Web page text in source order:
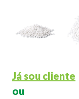
Já sou cliente
ou